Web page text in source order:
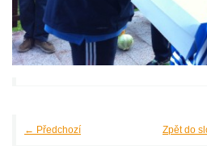
← Předchozí Zpět do